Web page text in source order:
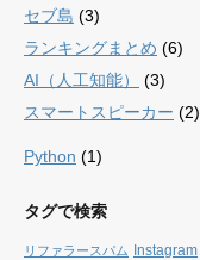
セブ島 (3)
ランキングまとめ (6)
AI（人工知能）
(3)
スマートスピーカー (2)
Python (1)
タグで検索
リファラースパム Instagram